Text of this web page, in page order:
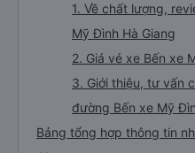
1. Về chất lượng,
Mỹ Đình Hà Giang
2. Giá vé xe Bến xe
3. Giới thiệu, tư vấn
đường Bến xe Mỹ
Bảng tổng hợp thông tin